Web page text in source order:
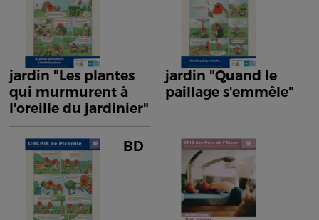
jardin "Les plantes
qui murmurent à
l'oreille du jardinier"
jardin "Quand le
paillage s'emmêle"
BD